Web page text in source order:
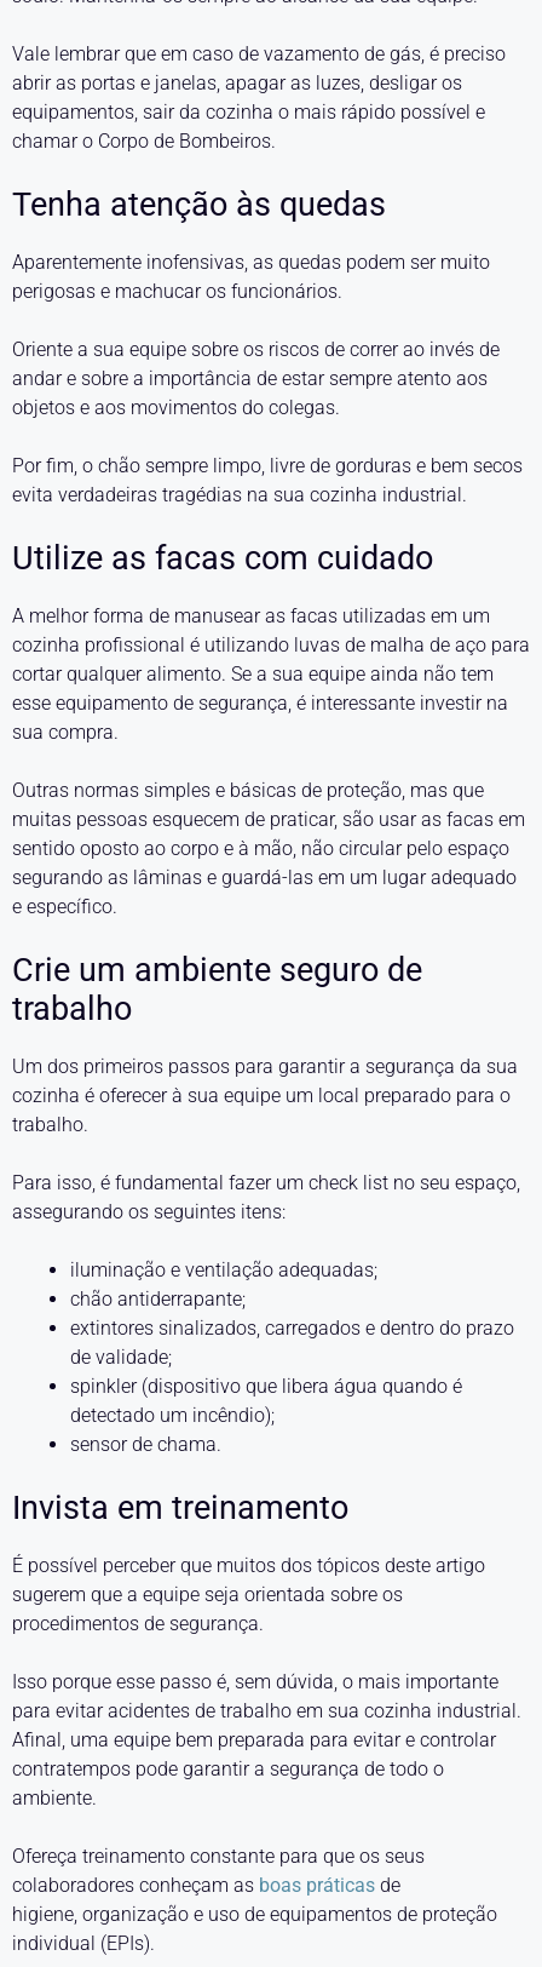
Vale lembrar que em caso de vazamento de gás, é preciso
abrir as portas e janelas, apagar as luzes, desligar os
equipamentos, sair da cozinha o mais rápido possível e
chamar o Corpo de Bombeiros.
Tenha atenção às quedas
Aparentemente inofensivas, as quedas podem ser muito
perigosas e machucar os funcionários.
Oriente a sua equipe sobre os riscos de correr ao invés de
andar e sobre a importância de estar sempre atento aos
objetos e aos movimentos do colegas.
Por fim, o chão sempre limpo, livre de gorduras e bem secos
evita verdadeiras tragédias na sua cozinha industrial.
Utilize as facas com cuidado
A melhor forma de manusear as facas utilizadas em um
cozinha profissional é utilizando luvas de malha de aço para
cortar qualquer alimento. Se a sua equipe ainda não tem
esse equipamento de segurança, é interessante investir na
sua compra.
Outras normas simples e básicas de proteção, mas que
muitas pessoas esquecem de praticar, são usar as facas em
sentido oposto ao corpo e à mão, não circular pelo espaço
segurando as lâminas e guardá-las em um lugar adequado
e específico.
Crie um ambiente seguro de
trabalho
Um dos primeiros passos para garantir a segurança da sua
cozinha é oferecer à sua equipe um local preparado para o
trabalho.
Para isso, é fundamental fazer um check list no seu espaço,
assegurando os seguintes itens:
iluminação e ventilação adequadas;
chão antiderrapante;
extintores sinalizados, carregados e dentro do prazo
de validade;
spinkler (dispositivo que libera água quando é
detectado um incêndio);
sensor de chama.
Invista em treinamento
É possível perceber que muitos dos tópicos deste artigo
sugerem que a equipe seja orientada sobre os
procedimentos de segurança.
Isso porque esse passo é, sem dúvida, o mais importante
para evitar acidentes de trabalho em sua cozinha industrial.
Afinal, uma equipe bem preparada para evitar e controlar
contratempos pode garantir a segurança de todo o
ambiente.
Ofereça treinamento constante para que os seus
colaboradores conheçam as boas práticas de
higiene, organização e uso de equipamentos de proteção
individual (EPIs).